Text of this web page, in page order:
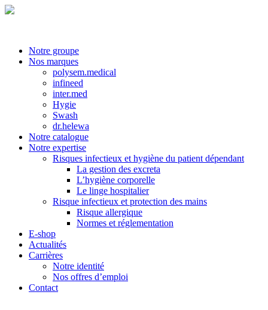
Notre groupe
Nos marques
polysem.medical
infineed
inter.med
Hygie
Swash
dr.helewa
Notre catalogue
Notre expertise
Risques infectieux et hygiène du patient dépendant
La gestion des excreta
L’hygiène corporelle
Le linge hospitalier
Risque infectieux et protection des mains
Risque allergique
Normes et réglementation
E-shop
Actualités
Carrières
Notre identité
Nos offres d’emploi
Contact